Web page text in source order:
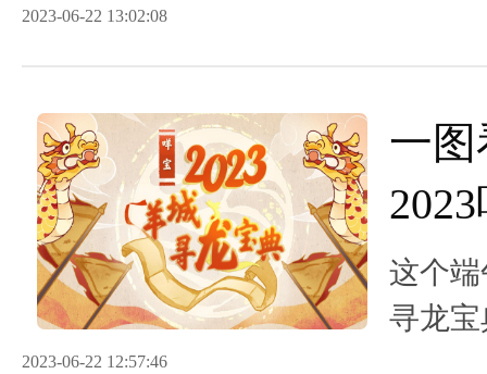
2023-06-22 13:02:08
一图
典来
这个端
寻龙
2023-06-22 12:57:46